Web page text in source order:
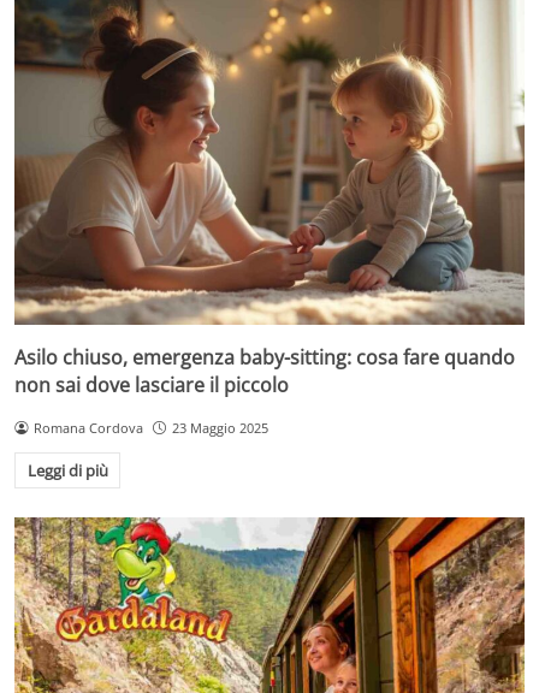
Asilo chiuso, emergenza baby-sitting: cosa fare quando
non sai dove lasciare il piccolo
Romana Cordova 23 Maggio 2025
Leggi di più